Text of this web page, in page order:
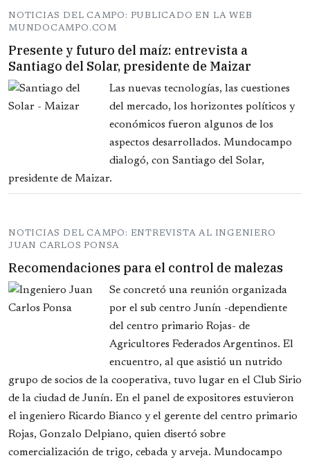
NOTICIAS DEL CAMPO: PUBLICADO EN LA WEB
MUNDOCAMPO.COM
Presente y futuro del maíz: entrevista a
Santiago del Solar, presidente de Maizar
Las nuevas tecnologías, las cuestiones
del mercado, los horizontes políticos y
económicos fueron algunos de los
aspectos desarrollados. Mundocampo
dialogó, con Santiago del Solar,
presidente de Maizar.
NOTICIAS DEL CAMPO: ENTREVISTA AL INGENIERO
JUAN CARLOS PONSA
Recomendaciones para el control de malezas
Se concretó una reunión organizada
por el sub centro Junín -dependiente
del centro primario Rojas- de
Agricultores Federados Argentinos. El
encuentro, al que asistió un nutrido
grupo de socios de la cooperativa, tuvo lugar en el Club Sirio
de la ciudad de Junín. En el panel de expositores estuvieron
el ingeniero Ricardo Bianco y el gerente del centro primario
Rojas, Gonzalo Delpiano, quien disertó sobre
comercialización de trigo, cebada y arveja. Mundocampo